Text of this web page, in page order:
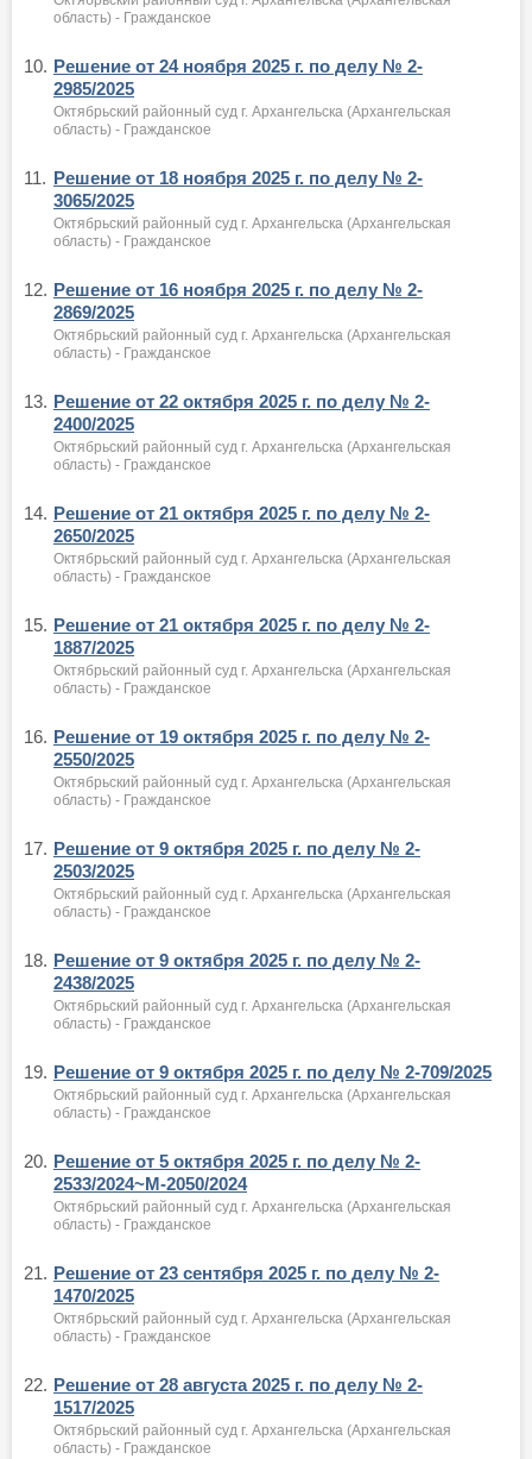
область) - Гражданское
10. Решение от 24 ноября 2025 г. по делу № 2-
2985/2025
Октябрьский районный суд г. Архангельска (Архангельская
область) - Гражданское
11. Решение от 18 ноября 2025 г. по делу № 2-
3065/2025
Октябрьский районный суд г. Архангельска (Архангельская
область) - Гражданское
12. Решение от 16 ноября 2025 г. по делу № 2-
2869/2025
Октябрьский районный суд г. Архангельска (Архангельская
область) - Гражданское
13. Решение от 22 октября 2025 г. по делу № 2-
2400/2025
Октябрьский районный суд г. Архангельска (Архангельская
область) - Гражданское
14. Решение от 21 октября 2025 г. по делу № 2-
2650/2025
Октябрьский районный суд г. Архангельска (Архангельская
область) - Гражданское
15. Решение от 21 октября 2025 г. по делу № 2-
1887/2025
Октябрьский районный суд г. Архангельска (Архангельская
область) - Гражданское
16. Решение от 19 октября 2025 г. по делу № 2-
2550/2025
Октябрьский районный суд г. Архангельска (Архангельская
область) - Гражданское
17. Решение от 9 октября 2025 г. по делу № 2-
2503/2025
Октябрьский районный суд г. Архангельска (Архангельская
область) - Гражданское
18. Решение от 9 октября 2025 г. по делу № 2-
2438/2025
Октябрьский районный суд г. Архангельска (Архангельская
область) - Гражданское
19. Решение от 9 октября 2025 г. по делу № 2-709/2025
Октябрьский районный суд г. Архангельска (Архангельская
область) - Гражданское
20. Решение от 5 октября 2025 г. по делу № 2-
2533/2024~М-2050/2024
Октябрьский районный суд г. Архангельска (Архангельская
область) - Гражданское
21. Решение от 23 сентября 2025 г. по делу № 2-
1470/2025
Октябрьский районный суд г. Архангельска (Архангельская
область) - Гражданское
22. Решение от 28 августа 2025 г. по делу № 2-
1517/2025
Октябрьский районный суд г. Архангельска (Архангельская
область) - Гражданское